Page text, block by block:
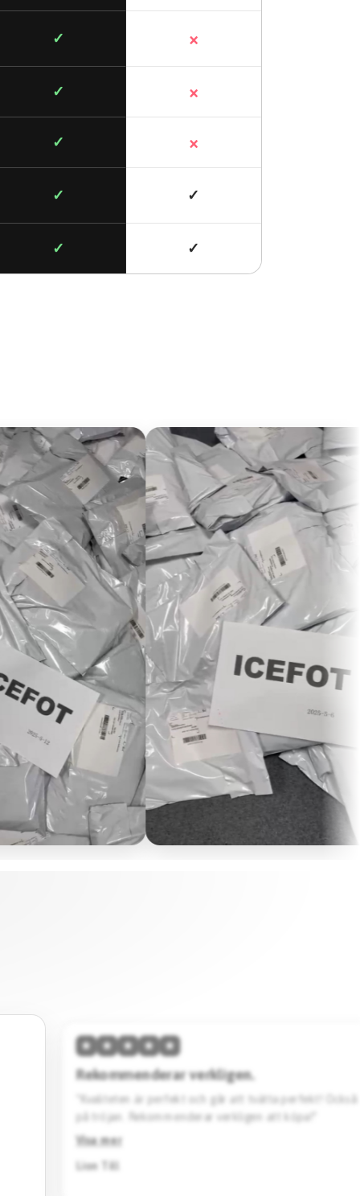
✓ ×
✓ ×
✓ ×
✓ ✓
✓ ✓
★ ★ ★ ★ ★
Hög kvalitet & skön passform.
“Den här tröjan imponerar med sin höga kvalitet och
Designen är stilren. Jag köpte en svart Barcelona
Rekommenderar starkt.”
Visa mer